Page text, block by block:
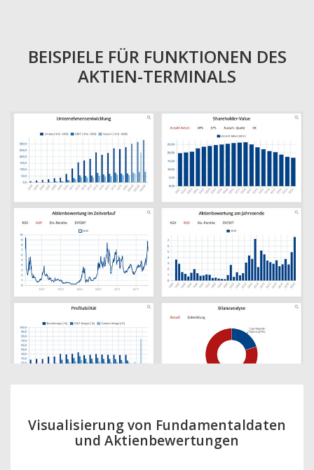
BEISPIELE FÜR FUNKTIONEN DES
AKTIEN-TERMINALS
Visualisierung von Fundamentaldaten
und Aktienbewertungen